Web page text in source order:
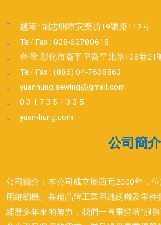
越南 : 胡志明市安樂坊19號路112号
Tel/ Fax : 028-62780618
台灣: 彰化市崙平里崙平北路106巷21
Tel/ Fax : (886) 04-7638863
yuanhung.sewing@gmail.com
0 3 1 7 3 5 1 3 3 5
yuan-hung.com
公司簡介
公司簡介：本公司成立於西元2000年，
用縫紉機、各種品牌工業用縫紉機及零件
經歷多年來的努力，我們一直秉持著”服